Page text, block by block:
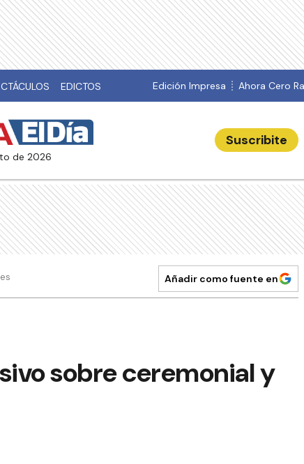
EDICTOS Edición Impresa Ahora Cero
de 2026
Suscribite
Añadir como fuente en
sobre ceremonial y